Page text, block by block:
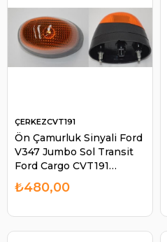
Ön Çamurluk Sinyali Ford
V347 Jumbo Sol Transit
Ford Cargo CVT191
YC1513B377BB | ÇERKEZ
CVT191
ÇERKEZCVT191
₺480,00